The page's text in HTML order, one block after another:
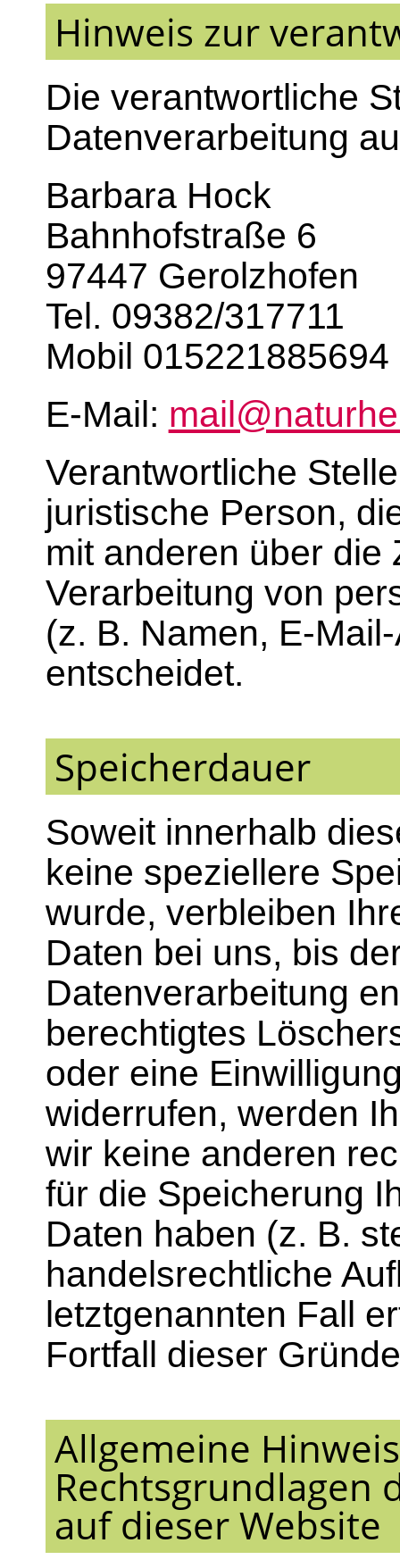
Hinweis zur
Die verantwortliche
Datenverarbeitung
Barbara Hock
Bahnhofstraße 6
97447 Gerolzhofen
Tel. 09382/317711
Mobil 015221885694
E-Mail:
Verantwortliche
juristische Person,
mit anderen über die
Verarbeitung von
(z. B. Namen, E-
entscheidet.
Speicherdauer
Soweit innerhalb
keine speziellere
wurde, verbleiben
Daten bei uns, bis
Datenverarbeitung
berechtigtes
oder eine
widerrufen, werden
wir keine anderen
für die Speicherung
Daten haben (z. B.
handelsrechtliche
letztgenannten Fall
Fortfall dieser
Allgemeine
Rechtsgrundlagen
auf dieser Website